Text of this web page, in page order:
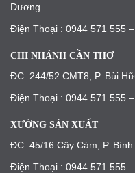
Dương
Điện Thoại : 0944 571 555 –
CHI NHÁNH CẦN THƠ
ĐC: 244/52 CMT8, P. Bùi
Điện Thoại : 0944 571 555 –
XƯỞNG SẢN XUẤT
ĐC: 45/16 Cây Cám, P.
Điện Thoại : 0944 571 555 –